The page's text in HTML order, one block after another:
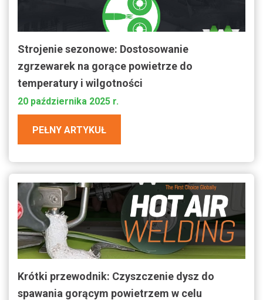
Strojenie sezonowe: Dostosowanie
zgrzewarek na gorące powietrze do
temperatury i wilgotności
20 października 2025 r.
PEŁNY ARTYKUŁ
Krótki przewodnik: Czyszczenie dysz do
spawania gorącym powietrzem w celu